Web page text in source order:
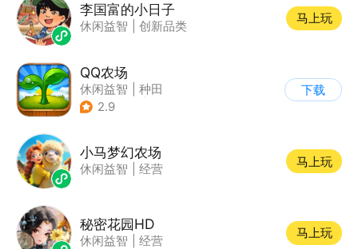
李国富的小日子
休闲益智 创新品类
马上玩
QQ农场
休闲益智
种田
| 田园生活
2.9
下载
小马梦幻农场
休闲益智 经营
马上玩
秘密花园HD
休闲益智 经营
马上玩